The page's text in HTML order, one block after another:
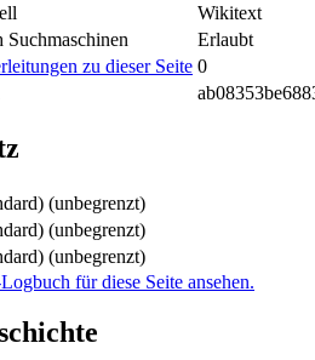
Wikitext
Erlaubt
zu dieser Seite 0
(unbegrenzt)
(unbegrenzt)
(unbegrenzt)
für diese Seite ansehen.